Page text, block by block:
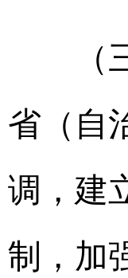
（三
省（自
调，建
制，加